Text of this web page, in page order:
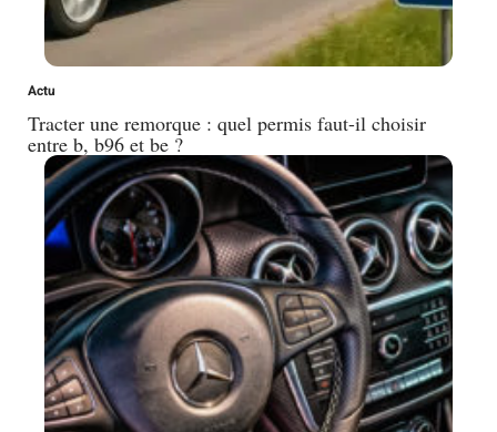
Actu
Tracter une remorque : quel permis faut-il choisir
entre b, b96 et be ?